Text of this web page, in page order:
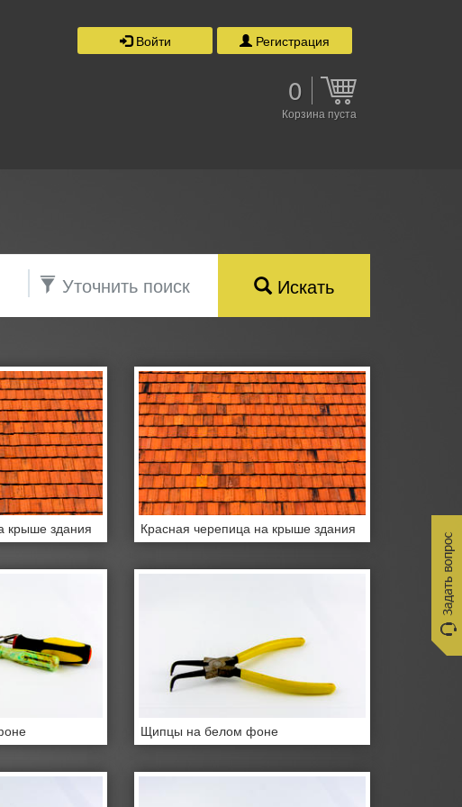
Войти Регистрация
0
Корзина пуста
Уточнить поиск Искать
крыше здания Красная черепица на крыше здания
Щипцы на белом фоне